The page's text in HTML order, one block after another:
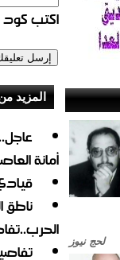
لحج نيوز
اكتب كود
المزيد
أمانة